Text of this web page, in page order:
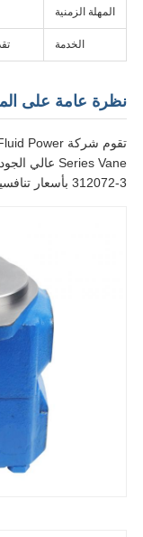
المهلة الزمنية
الخدمة
نظرة عامة على
312072-3 بأسعار تنافسية، ومهل زمنية سريعة، وضمان لمدة عام واحد.